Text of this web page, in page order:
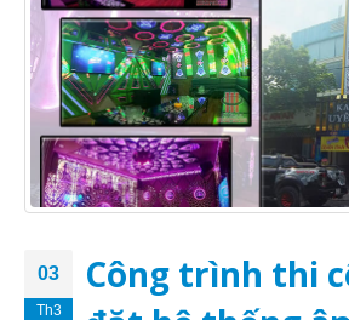
03
Th3
Công trình thi